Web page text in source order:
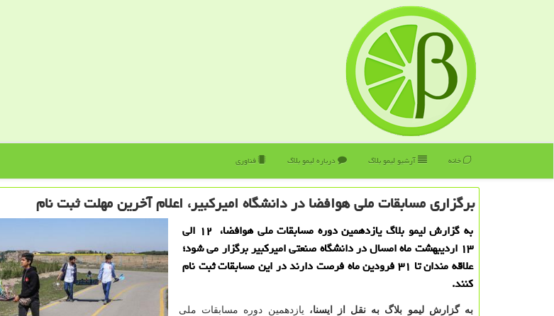
خانه آرشیو لیمو بلاگ درباره لیمو بلاگ فناوری
برگزاری مسابقات ملی هوافضا در دانشگاه امیركبیر، اعلام آخرین مهلت ثبت نام
به گزارش لیمو بلاگ یازدهمین دوره مسابقات ملی هوافضا، ۱۲ الی
۱۳ اردیبهشت ماه امسال در دانشگاه صنعتی امیركبیر برگزار می شود؛
علاقه مندان تا ۳۱ فرودین ماه فرصت دارند در این مسابقات ثبت نام
كنند.
به گزارش لیمو بلاگ به نقل از ایسنا، یازدهمین دوره مسابقات ملی